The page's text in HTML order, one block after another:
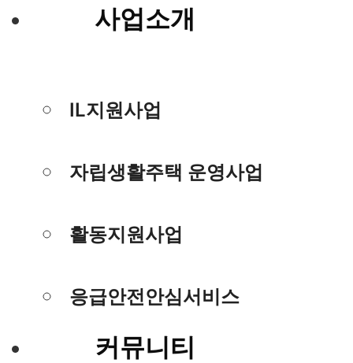
사업소개
IL지원사업
자립생활주택 운영사업
활동지원사업
응급안전안심서비스
커뮤니티